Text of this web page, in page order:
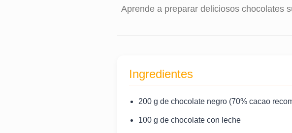
Aprende a preparar deliciosos chocolates
Ingredientes
200 g de chocolate negro (70% cacao
100 g de chocolate con leche